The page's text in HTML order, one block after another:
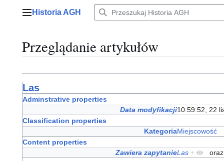
Menu główne
Historia AGH
Przeglądanie artykułów
Las
Adminstrative properties
Data modyfikacji10:59:52, 22
Classification properties
KategoriaMiejscowość
Content properties
Zawiera zapytanieLas +